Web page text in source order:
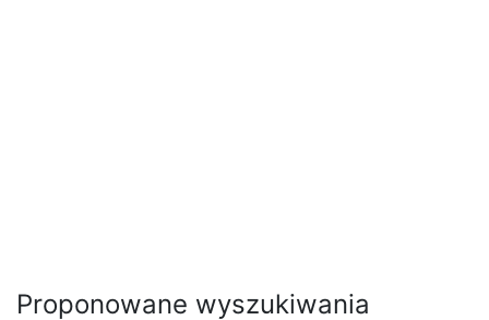
Proponowane wyszukiwania